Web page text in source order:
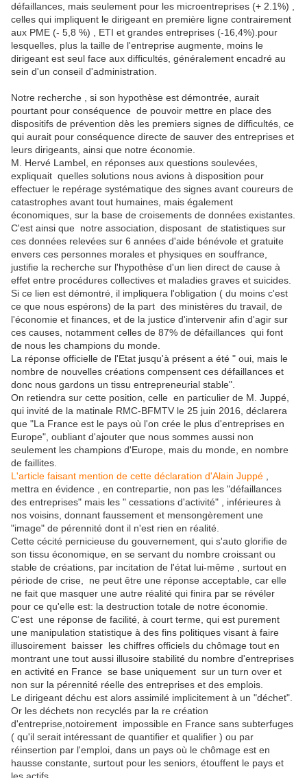
défaillances, mais seulement pour les microentreprises (+ 2.1%) ,
celles qui impliquent le dirigeant en première ligne contrairement
aux PME (- 5,8 %) , ETI et grandes entreprises (-16,4%). pour
lesquelles, plus la taille de l'entreprise augmente, moins le
dirigeant est seul face aux difficultés, généralement encadré au
sein d'un conseil d'administration.
Notre recherche , si son hypothèse est démontrée, aurait
pourtant pour conséquence de pouvoir mettre en place des
dispositifs de prévention dès les premiers signes de difficultés, ce
qui aurait pour conséquence directe de sauver des entreprises et
leurs dirigeants, ainsi que notre économie.
M. Hervé Lambel, en réponses aux questions soulevées,
expliquait quelles solutions nous avions à disposition pour
effectuer le repérage systématique des signes avant coureurs de
catastrophes avant tout humaines, mais également
économiques, sur la base de croisements de données existantes.
C'est ainsi que notre association, disposant de statistiques sur
ces données relevées sur 6 années d'aide bénévole et gratuite
envers ces personnes morales et physiques en souffrance,
justifie la recherche sur l'hypothèse d'un lien direct de cause à
effet entre procédures collectives et maladies graves et suicides.
Si ce lien est démontré, il impliquera l'obligation ( du moins c'est
ce que nous espérons) de la part des ministères du travail, de
l'économie et finances, et de la justice d'intervenir afin d'agir sur
ces causes, notamment celles de 87% de défaillances qui font
de nous les champions du monde.
La réponse officielle de l'Etat jusqu'à présent a été " oui, mais le
nombre de nouvelles créations compensent ces défaillances et
donc nous gardons un tissu entrepreneurial stable".
On retiendra sur cette position, celle en particulier de M. Juppé,
qui invité de la matinale RMC-BFMTV le 25 juin 2016, déclarera
que "La France est le pays où l'on crée le plus d'entreprises en
Europe", oubliant d'ajouter que nous sommes aussi non
seulement les champions d'Europe, mais du monde, en nombre
de faillites.
L'article faisant mention de cette déclaration d'Alain Juppé
mettra en évidence , en contrepartie, non pas les "défaillances
des entreprises" mais les " cessations d'activité" , inférieures à
nos voisins, donnant faussement et mensongèrement une
"image" de pérennité dont il n'est rien en réalité.
Cette cécité pernicieuse du gouvernement, qui s'auto glorifie de
son tissu économique, en se servant du nombre croissant ou
stable de créations, par incitation de l'état lui-même , surtout en
période de crise, ne peut être une réponse acceptable, car elle
ne fait que masquer une autre réalité qui finira par se révéler
pour ce qu'elle est: la destruction totale de notre économie.
C'est une réponse de facilité, à court terme, qui est purement
une manipulation statistique à des fins politiques visant à faire
illusoirement baisser les chiffres officiels du chômage tout en
montrant une tout aussi illusoire stabilité du nombre d'entreprises
en activité en France se base uniquement sur un turn over et
non sur la pérennité réelle des entreprises et des emplois.
Le dirigeant déchu est alors assimilé implicitement à un "déchet".
Or les déchets non recyclés par la re création
d'entreprise,notoirement impossible en France sans subterfuges
( qu'il serait intéressant de quantifier et qualifier ) ou par
réinsertion par l'emploi, dans un pays où le chômage est en
hausse constante, surtout pour les seniors, étouffent le pays et